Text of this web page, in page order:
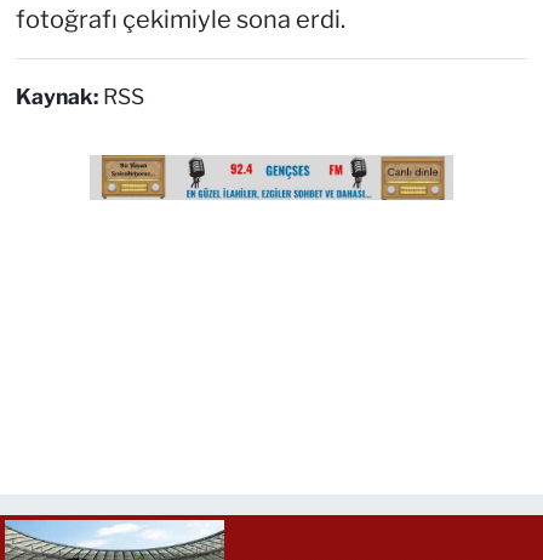
fotoğrafı çekimiyle sona erdi.
Kaynak: RSS